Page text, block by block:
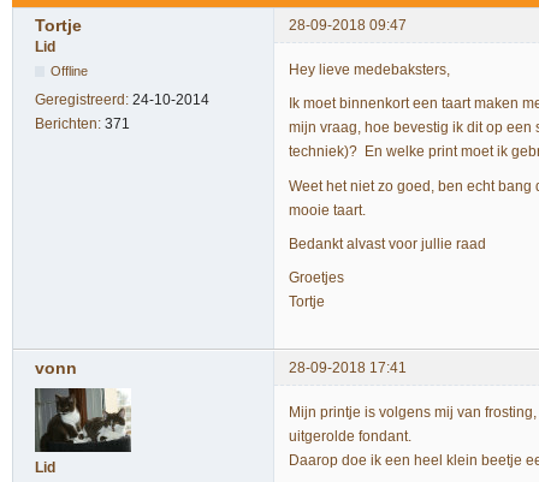
Tortje
28-09-2018 09:47
Lid
Offline
Geregistreerd: 24-10-2014
Berichten: 371
Hey lieve medebaksters,
Ik moet binnenkort een taart maken
mijn vraag, hoe bevestig ik dit op
techniek)? En welke print moet ik
Weet het niet zo goed, ben echt
mooie taart.
Bedankt alvast voor jullie raad
Groetjes
Tortje
vonn 28-09-2018 17:41
Lid
Mijn printje is volgens mij van
uitgerolde fondant.
Daarop doe ik een heel klein beetje